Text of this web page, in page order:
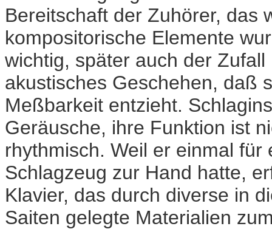
Bereitschaft der Zuhörer, das
kompositorische Elemente
wichtig, später auch der
akustisches Geschehen, daß
Meßbarkeit entzieht.
Geräusche, ihre Funktion ist
rhythmisch. Weil er einmal
Schlagzeug zur Hand hatte,
Klavier, das durch diverse in
Saiten gelegte Materialien